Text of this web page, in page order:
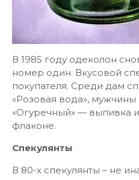
В 1985 году одеколон
номер один. Вкусовой
покупателя. Среди дам
«Розовая вода»,
«Огуречный» — выпивка
флаконе.
Спекулянты
В 80-х спекулянты – не